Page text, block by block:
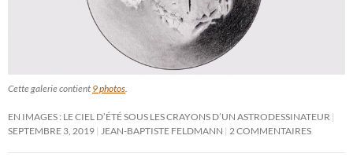
Cette galerie contient 9 photos.
EN IMAGES : LE CIEL D’ÉTÉ SOUS LES CRAYONS D’UN ASTRODESSINATEUR
SEPTEMBRE 3, 2019 JEAN-BAPTISTE FELDMANN 2 COMMENTAIRES